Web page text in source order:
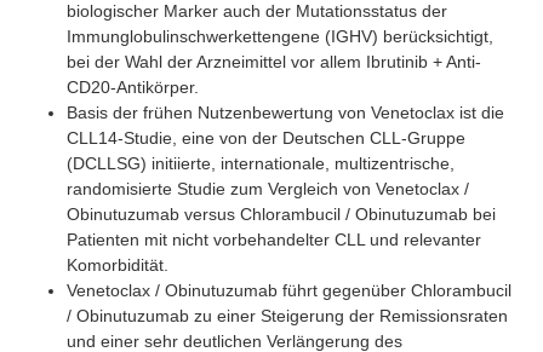
biologischer Marker auch der Mutationsstatus der
Immunglobulinschwerkettengene (IGHV) berücksichtigt,
bei der Wahl der Arzneimittel vor allem Ibrutinib + Anti-
CD20-Antikörper.
Basis der frühen Nutzenbewertung von Venetoclax ist die
CLL14-Studie, eine von der Deutschen CLL-Gruppe
(DCLLSG) initiierte, internationale, multizentrische,
randomisierte Studie zum Vergleich von Venetoclax /
Obinutuzumab versus Chlorambucil / Obinutuzumab bei
Patienten mit nicht vorbehandelter CLL und relevanter
Komorbidität.
Venetoclax / Obinutuzumab führt gegenüber Chlorambucil
/ Obinutuzumab zu einer Steigerung der Remissionsraten
und einer sehr deutlichen Verlängerung des